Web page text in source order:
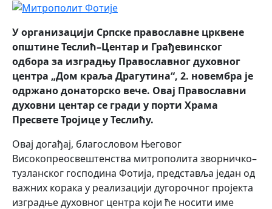
У организацији Српске православне црквене
општине Теслић–Центар и Грађевинског
одбора за изградњу Православног духовног
центра „Дом краља Драгутина“, 2. новембра је
одржано донаторско вече. Овај Православни
духовни центар се гради у порти Храма
Пресвете Тројице у Теслићу.
Овај догађај, благословом Његовог
Високопреосвештенства митрополита зворничко–
тузланског господина Фотија, представља један од
важних корака у реализацији дугорочног пројекта
изградње духовног центра који ће носити име